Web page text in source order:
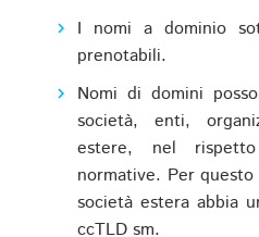
I nomi a dominio
prenotabili.
Nomi di domini
società, enti,
estere, nel
normative. Per
società estera abbia
ccTLD sm.